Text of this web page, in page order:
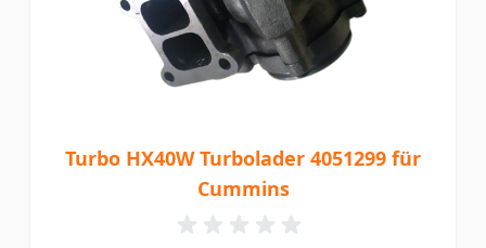
Turbo HX40W Turbolader 4051299 für
Cummins